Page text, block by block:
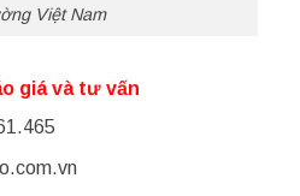
Việt Nam
giá và tư vấn